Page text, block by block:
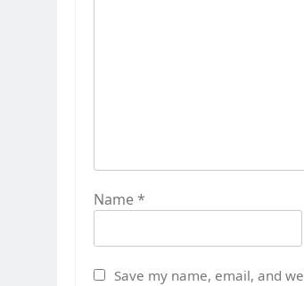
Name*
Save my name, email, and